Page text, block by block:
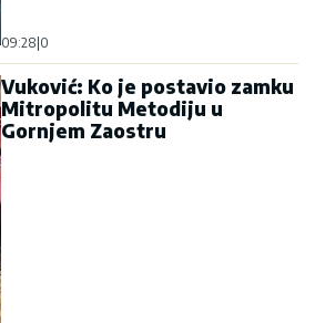
09:28|0
Vuković: Ko je postavio zamku
Mitropolitu Metodiju u
Gornjem Zaostru